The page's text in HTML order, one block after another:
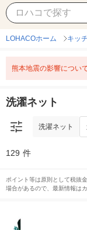
洗濯ネット
LOHACOホーム キッ
熊本地震の影響につい
洗濯ネット
洗濯ネット
129 件
ポイント等は原則として税抜
場合があるので、最新情報は